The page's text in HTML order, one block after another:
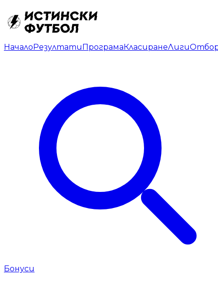
НачалоРезултатиПрограмаКласиранеЛиги
Бонуси